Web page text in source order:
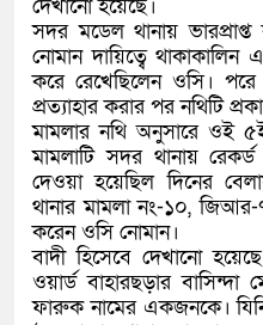
দেখানো হয়েছে।
সদর মডেল থানায়
নোমান দায়িত্বে
করে রেখেছিলেন ওসি।
প্রত্যাহার করার পর নথিটি
মামলার নথি অনুসারে ওই
মামলাটি সদর থানায়
দেওয়া হয়েছিল দিনের
থানার মামলা নং-১০, জিআর-
করেন ওসি নোমান।
বাদী হিসেবে দেখানো
ওয়ার্ড বাহারছড়ার
ফারুক নামের একজনকে।